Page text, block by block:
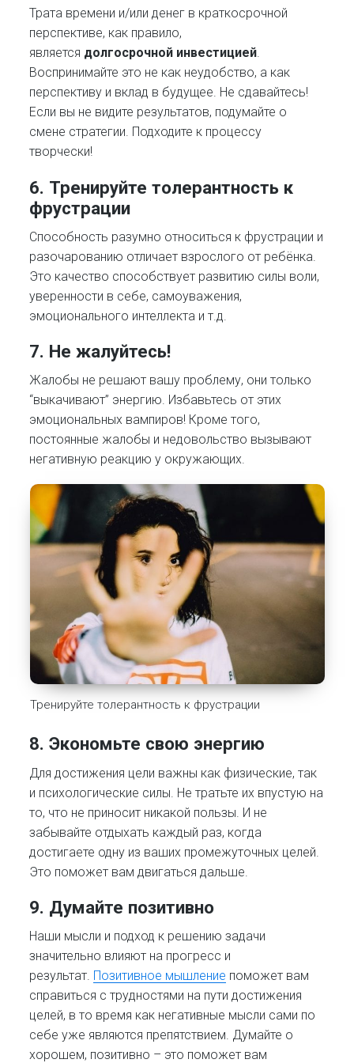
Трата времени и/или денег в краткосрочной
перспективе, как правило,
является долгосрочной инвестицией.
Воспринимайте это не как неудобство, а как
перспективу и вклад в будущее. Не сдавайтесь!
Если вы не видите результатов, подумайте о
смене стратегии. Подходите к процессу
творчески!
6. Тренируйте толерантность к
фрустрации
Способность разумно относиться к фрустрации и
разочарованию отличает взрослого от ребёнка.
Это качество способствует развитию силы воли,
уверенности в себе, самоуважения,
эмоционального интеллекта и т.д.
7. Не жалуйтесь!
Жалобы не решают вашу проблему, они только
“выкачивают” энергию. Избавьтесь от этих
эмоциональных вампиров! Кроме того,
постоянные жалобы и недовольство вызывают
негативную реакцию у окружающих.
Тренируйте толерантность к фрустрации
8. Экономьте свою энергию
Для достижения цели важны как физические, так
и психологические силы. Не тратьте их впустую на
то, что не приносит никакой пользы. И не
забывайте отдыхать каждый раз, когда
достигаете одну из ваших промежуточных целей.
Это поможет вам двигаться дальше.
9. Думайте позитивно
Наши мысли и подход к решению задачи
значительно влияют на прогресс и
результат. Позитивное мышление поможет вам
справиться с трудностями на пути достижения
целей, в то время как негативные мысли сами по
себе уже являются препятствием. Думайте о
хорошем, позитивно – это поможет вам